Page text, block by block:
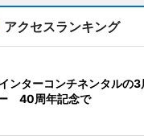
アクセスランキング
ンターコンチネンタルの3
40周年記念で